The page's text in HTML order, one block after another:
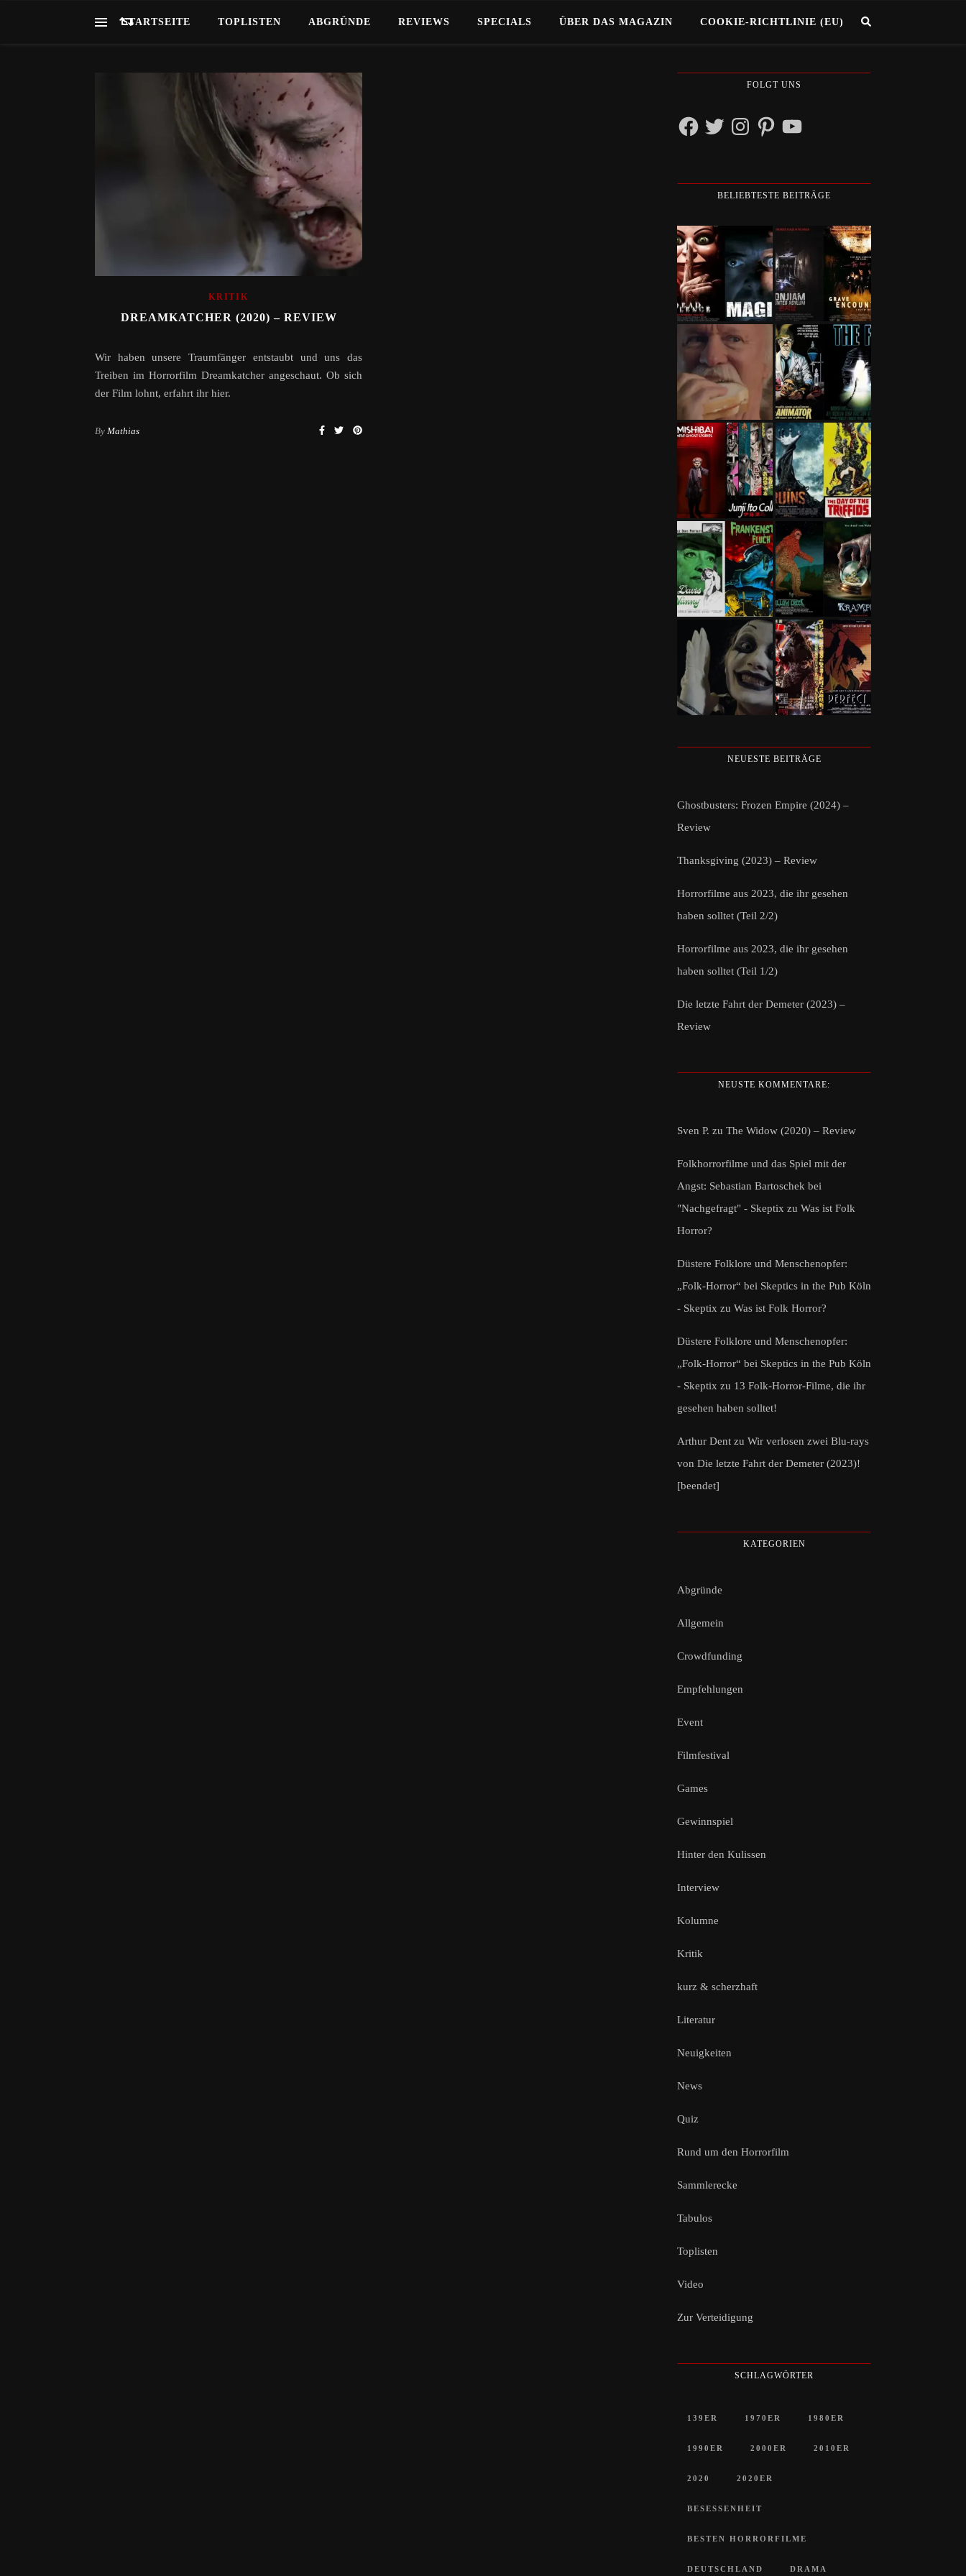
STARTSEITE TOPLISTEN ABGRÜNDE REVIEWS SPECIALS ÜBER DAS MAGAZIN COOKIE-RICHTLINIE (EU)
KRITIK
DREAMKATCHER (2020) – REVIEW
Wir haben unsere Traumfänger entstaubt und uns das
Treiben im Horrorfilm Dreamkatcher angeschaut. Ob sich
der Film lohnt, erfahrt ihr hier.
By Mathias
FOLGT UNS
FacebookTwitterInstagramPinterestYouTube
BELIEBTESTE BEITRÄGE
NEUESTE BEITRÄGE
Ghostbusters: Frozen Empire (2024) –
Review
Thanksgiving (2023) – Review
Horrorfilme aus 2023, die ihr gesehen
haben solltet (Teil 2/2)
Horrorfilme aus 2023, die ihr gesehen
haben solltet (Teil 1/2)
Die letzte Fahrt der Demeter (2023) –
Review
NEUSTE KOMMENTARE:
Sven P. zu The Widow (2020) – Review
Folkhorrorfilme und das Spiel mit der
Angst: Sebastian Bartoschek bei
"Nachgefragt" - Skeptix zu Was ist Folk
Horror?
Düstere Folklore und Menschenopfer:
„Folk-Horror“ bei Skeptics in the Pub Köln
- Skeptix zu Was ist Folk Horror?
Düstere Folklore und Menschenopfer:
„Folk-Horror“ bei Skeptics in the Pub Köln
- Skeptix zu 13 Folk-Horror-Filme, die ihr
gesehen haben solltet!
Arthur Dent zu Wir verlosen zwei Blu-rays
von Die letzte Fahrt der Demeter (2023)!
[beendet]
KATEGORIEN
Abgründe
Allgemein
Crowdfunding
Empfehlungen
Event
Filmfestival
Games
Gewinnspiel
Hinter den Kulissen
Interview
Kolumne
Kritik
kurz & scherzhaft
Literatur
Neuigkeiten
News
Quiz
Rund um den Horrorfilm
Sammlerecke
Tabulos
Toplisten
Video
Zur Verteidigung
SCHLAGWÖRTER
139ER 1970ER 1980ER
1990ER 2000ER 2010ER
2020 2020ER
BESESSENHEIT
BESTEN HORRORFILME
DEUTSCHLAND DRAMA